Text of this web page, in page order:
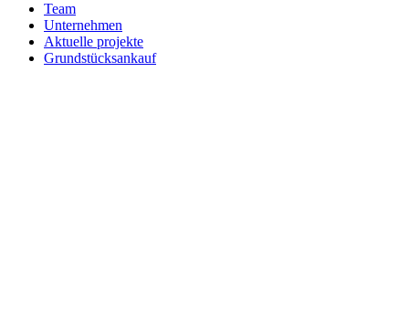
Team
Unternehmen
Aktuelle projekte
Grundstücksankauf